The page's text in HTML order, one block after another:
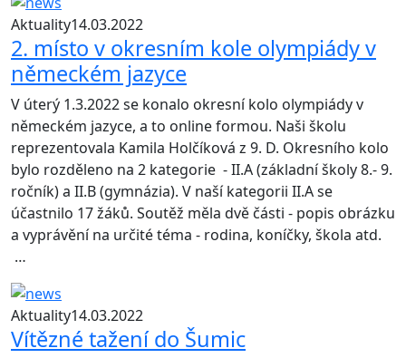
Aktuality14.03.2022
2. místo v okresním kole olympiády v
německém jazyce
V úterý 1.3.2022 se konalo okresní kolo olympiády v
německém jazyce, a to online formou. Naši školu
reprezentovala Kamila Holčíková z 9. D. Okresního kolo
bylo rozděleno na 2 kategorie - II.A (základní školy 8.- 9.
ročník) a II.B (gymnázia). V naší kategorii II.A se
účastnilo 17 žáků. Soutěž měla dvě části - popis obrázku
a vyprávění na určité téma - rodina, koníčky, škola atd.
…
Aktuality14.03.2022
Vítězné tažení do Šumic